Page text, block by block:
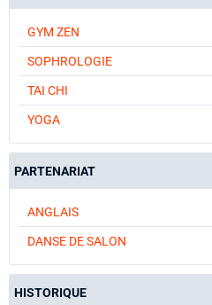
GYM ZEN
SOPHROLOGIE
TAI CHI
YOGA
PARTENARIAT
ANGLAIS
DANSE DE SALON
HISTORIQUE